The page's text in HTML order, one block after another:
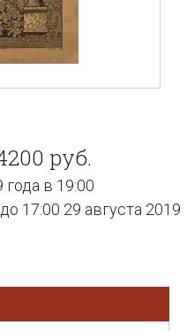
руб.
года в 19:00
17:00 29 августа 2019